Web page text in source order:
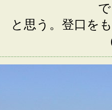
でも歩ける
と思う。登口を
(伊勢市